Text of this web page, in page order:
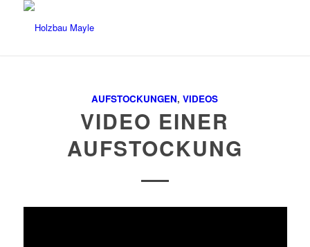
AUFSTOCKUNGEN,VIDEOS
VIDEO EINER
AUFSTOCKUNG